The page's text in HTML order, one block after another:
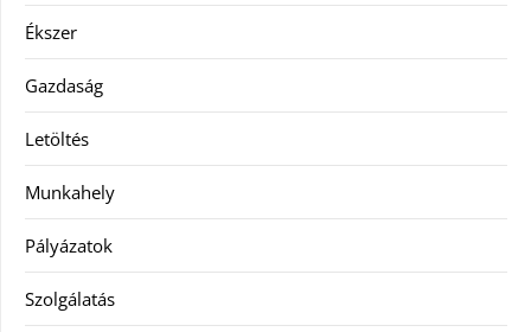
Ékszer
Gazdaság
Letöltés
Munkahely
Pályázatok
Szolgálatás